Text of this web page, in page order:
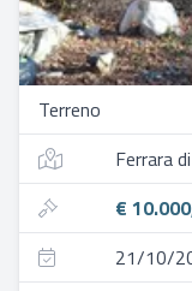
Terreno
Ferrara
€
21/10/